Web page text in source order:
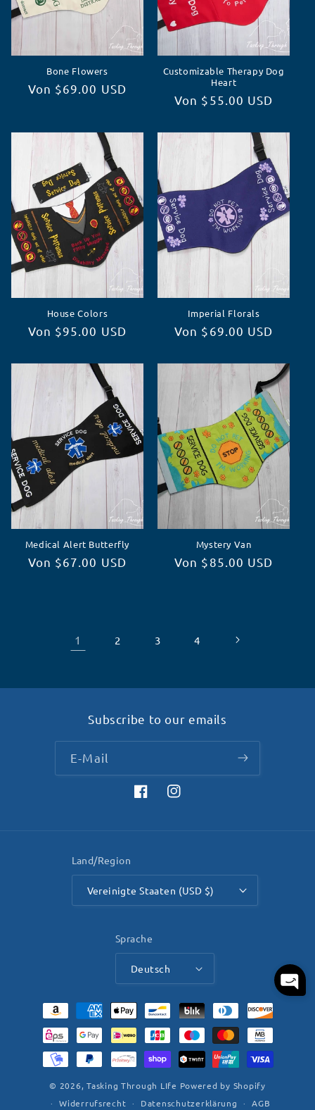
Bone Flowers
Normaler
Von $69.00 USD
Customizable Therapy Dog
Heart
Normaler
Von $55.00 USD
House Colors
Normaler
Von $95.00 USD
Imperial Florals
Normaler
Von $69.00 USD
Medical Alert Butterfly
Normaler
Von $67.00 USD
Mystery Van
Normaler
Von $85.00 USD
1 2 3 4
Subscribe to our emails
E-Mail
FacebookInstagram
Land/Region
Vereinigte Staaten (USD $)
Sprache
Deutsch
Zahlungsmethoden
© 2026,Tasking Through LIfe Powered by Shopify
Widerrufsrecht
Datenschutzerklärung AGB